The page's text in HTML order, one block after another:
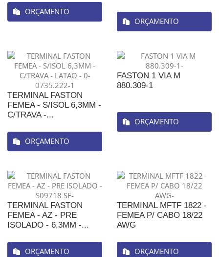
ORÇAMENTO
ORÇAMENTO
TERMINAL FASTON
FEMEA - S/ISOL 6,3MM -
C/TRAVA -...
ORÇAMENTO
FASTON 1 VIA M
880.309-1
ORÇAMENTO
TERMINAL FASTON
FEMEA - AZ - PRE
ISOLADO - 6,3MM -...
ORÇAMENTO
TERMINAL MFTF 1822 -
FEMEA P/ CABO 18/22
AWG
ORÇAMENTO